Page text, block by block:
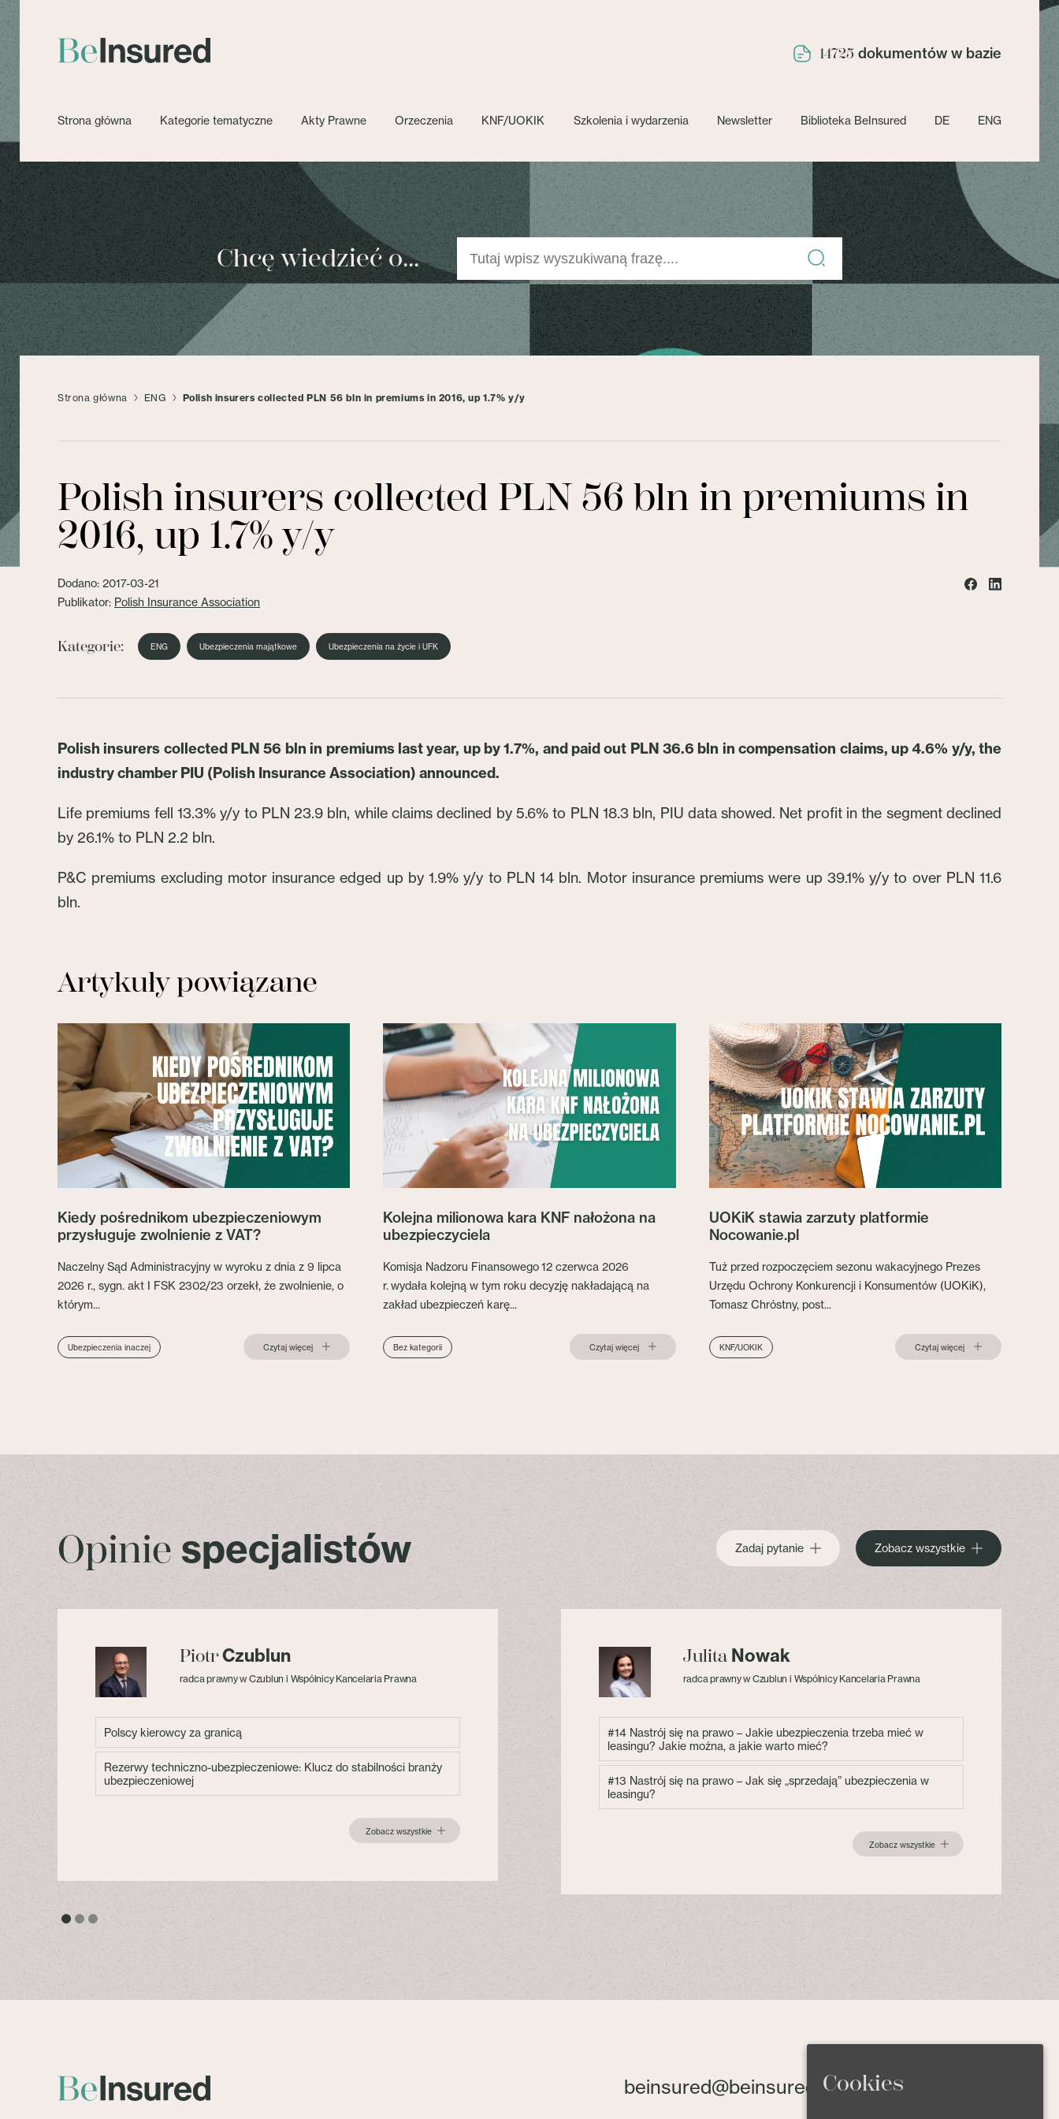
14725 dokumentów w bazie
Strona główna Kategorie tematyczne Akty Prawne Orzeczenia KNF/UOKIK Szkolenia i wydarzenia Newsletter Biblioteka BeInsured DE ENG
Chcę wiedzieć o...
Strona główna ENG Polish insurers collected PLN 56 bln in premiums in 2016, up 1.7% y/y
Polish insurers collected PLN 56 bln in premiums in
2016, up 1.7% y/y
Dodano: 2017-03-21
Publikator: Polish Insurance Association
Kategorie: ENG Ubezpieczenia majątkowe Ubezpieczenia na życie i UFK
Polish insurers collected PLN 56 bln in premiums last year, up by 1.7%, and paid out PLN 36.6 bln in compensation claims, up 4.6% y/y, the
industry chamber PIU (Polish Insurance Association) announced.
Life premiums fell 13.3% y/y to PLN 23.9 bln, while claims declined by 5.6% to PLN 18.3 bln, PIU data showed. Net profit in the segment declined
by 26.1% to PLN 2.2 bln.
P&C premiums excluding motor insurance edged up by 1.9% y/y to PLN 14 bln. Motor insurance premiums were up 39.1% y/y to over PLN 11.6
bln.
Artykuły powiązane
Kiedy pośrednikom ubezpieczeniowym
przysługuje zwolnienie z VAT?
Naczelny Sąd Administracyjny w wyroku z dnia z 9 lipca
2026 r., sygn. akt I FSK 2302/23 orzekł, że zwolnienie, o
którym...
Ubezpieczenia inaczej Czytaj więcej
Kolejna milionowa kara KNF nałożona na
ubezpieczyciela
Komisja Nadzoru Finansowego 12 czerwca 2026
r. wydała kolejną w tym roku decyzję nakładającą na
zakład ubezpieczeń karę...
Bez kategorii Czytaj więcej
UOKiK stawia zarzuty platformie
Nocowanie.pl
Tuż przed rozpoczęciem sezonu wakacyjnego Prezes
Urzędu Ochrony Konkurencji i Konsumentów (UOKiK),
Tomasz Chróstny, post...
KNF/UOKIK Czytaj więcej
Opinie specjalistów Zadaj pytanie Zobacz wszystkie
PiotrCzublun
radca prawny w Czublun i Wspólnicy Kancelaria Prawna
Polscy kierowcy za granicą
Rezerwy techniczno-ubezpieczeniowe: Klucz do stabilności branży
ubezpieczeniowej
Zobacz wszystkie
Julita Nowak
radca prawny w Czublun i Wspólnicy Kancelaria Prawna
#14 Nastrój się na prawo – Jakie ubezpieczenia trzeba mieć w
leasingu? Jakie można, a jakie warto mieć?
#13 Nastrój się na prawo – Jak się „sprzedają” ubezpieczenia w
leasingu?
Zobacz wszystkie
beinsured@beinsured.plCookies